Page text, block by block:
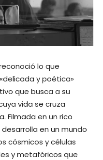
lo que
y poética»
que busca a su
vida se cruza
Filmada en un rico
en un mundo
cósmicos y células
y metafóricos que